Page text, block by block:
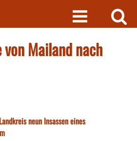
von Mailand nach
neun Insassen eines